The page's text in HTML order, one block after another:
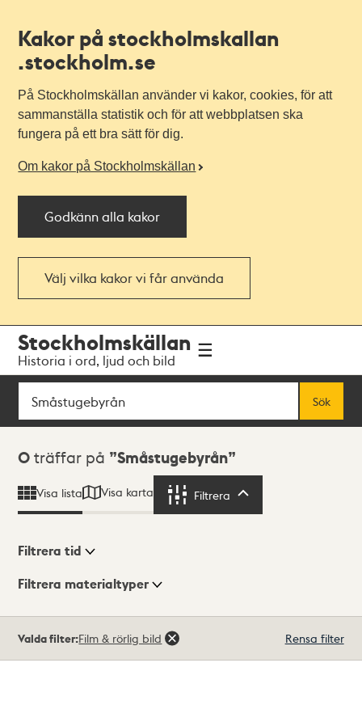
Kakor på stockholmskallan
.stockholm.se
På Stockholmskällan använder vi kakor, cookies, för att
sammanställa statistik och för att webbplatsen ska
fungera på ett bra sätt för dig.
Om kakor på Stockholmskällan
Godkänn alla kakor
Välj vilka kakor vi får använda
navigationen
huvudinnehållet
Stockholmskällan
Historia i ord, ljud och bild
Sök
Sök
Sökresultat
0 träffar på Småstugebyrån
Visa lista Visa karta Filtrera
Visningsläge
Filtrera tid
Filtrera materialtyper
träffar
Valda filter:Film & rörlig bild Rensa filter